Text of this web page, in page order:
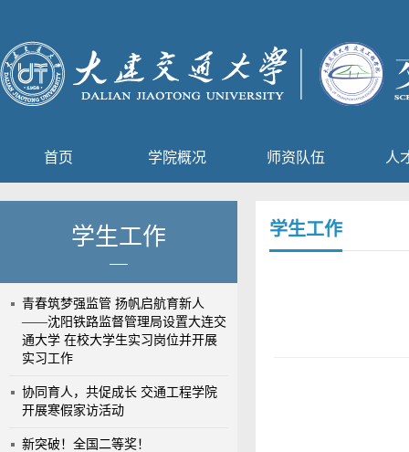
首页 学院概况 师资队伍 人
学生工作
青春筑梦强监管 扬帆启航育新人
——沈阳铁路监督管理局设置大连交
通大学 在校大学生实习岗位并开展
实习工作
协同育人，共促成长 交通工程学院
开展寒假家访活动
新突破！全国二等奖！
学生工作